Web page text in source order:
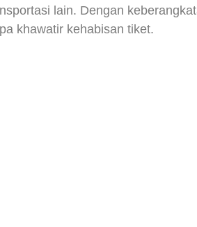
lain. Dengan
khawatir kehabisan tiket.